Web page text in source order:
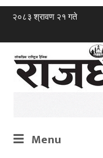
२०८३ श्रावण २१ गते
Menu